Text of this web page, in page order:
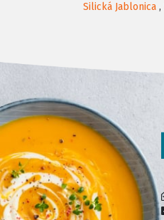
Silická Jablonica ,